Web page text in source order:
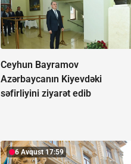
Ceyhun Bayramov
Azərbaycanın Kiyevdəki
səfirliyini ziyarət edib
6 Avqust 17:59